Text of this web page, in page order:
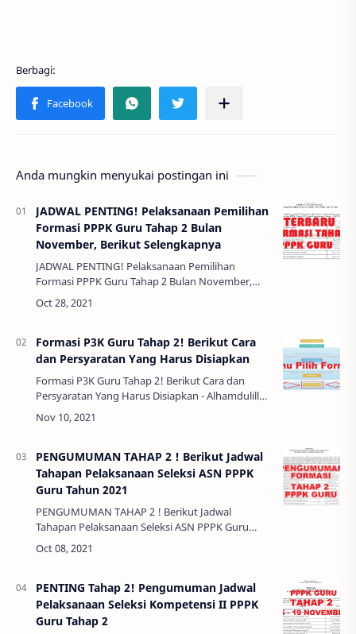
Anda mungkin menyukai postingan ini
JADWAL PENTING! Pelaksanaan Pemilihan
Formasi PPPK Guru Tahap 2 Bulan
November, Berikut Selengkapnya
JADWAL PENTING! Pelaksanaan Pemilihan
Formasi PPPK Guru Tahap 2 Bulan November,
Berikut Selengkapnya - Akhirnya yang ditungu-
tunggu keluar juga , mungkin sudah sekian hari
Formasi P3K Guru Tahap 2! Berikut Cara
dan Persyaratan Yang Harus Disiapkan
Formasi P3K Guru Tahap 2! Berikut Cara dan
Persyaratan Yang Harus Disiapkan - Alhamdulillah
Jadwal Penyesuaian Kompetensi P3K tahap 2
sudah keluar di mana untuk pemilihan formasi
PENGUMUMAN TAHAP 2 ! Berikut Jadwal
Tahapan Pelaksanaan Seleksi ASN PPPK
Guru Tahun 2021
PENGUMUMAN TAHAP 2 ! Berikut Jadwal
Tahapan Pelaksanaan Seleksi ASN PPPK Guru
Tahun 2021 - Pengumuman Tahap 1 Sudah
berlangsung hari ini Jum'at 8 Oktober 2021 waktu
PENTING Tahap 2! Pengumuman Jadwal
Pelaksanaan Seleksi Kompetensi II PPPK
Guru Tahap 2